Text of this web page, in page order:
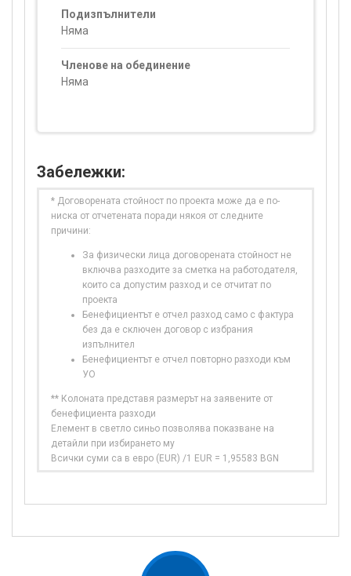
Подизпълнители
Няма
Членове на обединение
Няма
Забележки:
* Договорената стойност по проекта може да е по-
ниска от отчетената поради някоя от следните
причини:
За физически лица договорената стойност не
включва разходите за сметка на работодателя,
които са допустим разход и се отчитат по
проекта
Бенефициентът е отчел разход само с фактура
без да е сключен договор с избрания
изпълнител
Бенефициентът е отчел повторно разходи към
УО
** Колоната представя размерът на заявените от
бенефициента разходи
Елемент в светло синьо позволява показване на
детайли при избирането му
Всички суми са в евро (EUR) /1 EUR = 1,95583 BGN